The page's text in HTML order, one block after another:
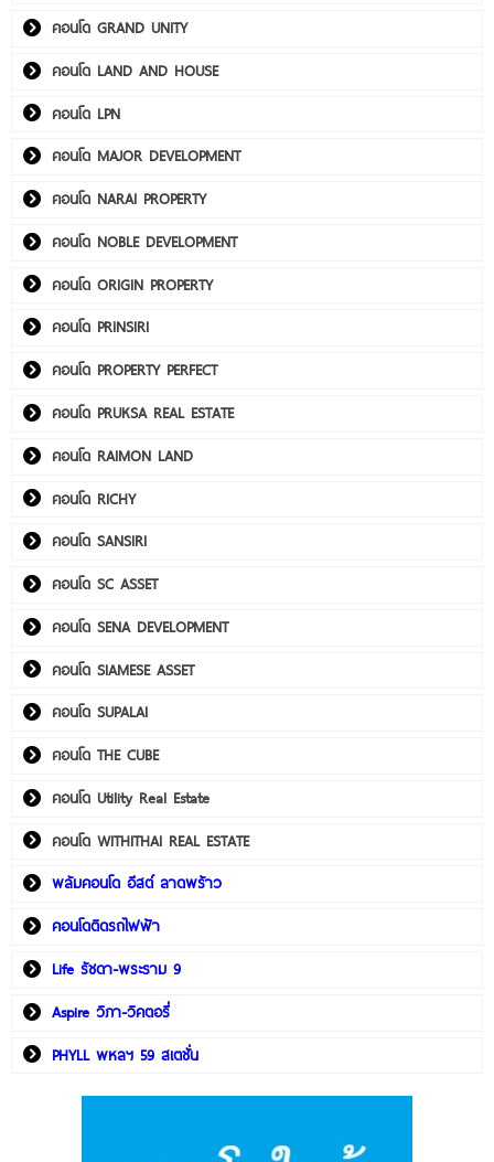
คอนโด GRAND UNITY
คอนโด LAND AND HOUSE
คอนโด LPN
คอนโด MAJOR DEVELOPMENT
คอนโด NARAI PROPERTY
คอนโด NOBLE DEVELOPMENT
คอนโด ORIGIN PROPERTY
คอนโด PRINSIRI
คอนโด PROPERTY PERFECT
คอนโด PRUKSA REAL ESTATE
คอนโด RAIMON LAND
คอนโด RICHY
คอนโด SANSIRI
คอนโด SC ASSET
คอนโด SENA DEVELOPMENT
คอนโด SIAMESE ASSET
คอนโด SUPALAI
คอนโด THE CUBE
คอนโด Utility Real Estate
คอนโด WITHITHAI REAL ESTATE
พลัมคอนโด อีสต์ ลาดพร้าว
คอนโดติดรถไฟฟ้า
Life รัชดา-พระราม 9
Aspire วิภา-วิคตอรี่
PHYLL พหลฯ 59 สเตชั่น